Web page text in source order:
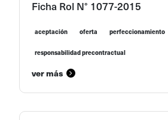
Ficha Rol N° 1077-2015
aceptación oferta perfeccionamiento
responsabilidad precontractual
ver más